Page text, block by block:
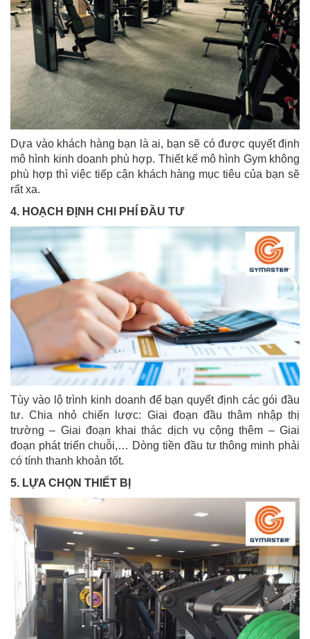
Dựa vào khách hàng bạn là ai, bạn sẽ có được quyết định
mô hình kinh doanh phù hợp. Thiết kế mô hình Gym không
phù hợp thì việc tiếp cận khách hàng mục tiêu của bạn sẽ
rất xa.
4. HOẠCH ĐỊNH CHI PHÍ ĐẦU TƯ
Tùy vào lộ trình kinh doanh để bạn quyết định các gói đầu
tư. Chia nhỏ chiến lược: Giai đoạn đầu thâm nhập thị
trường – Giai đoạn khai thác dịch vụ cộng thêm – Giai
đoạn phát triển chuỗi,… Dòng tiền đầu tư thông minh phải
có tính thanh khoản tốt.
5. LỰA CHỌN THIẾT BỊ